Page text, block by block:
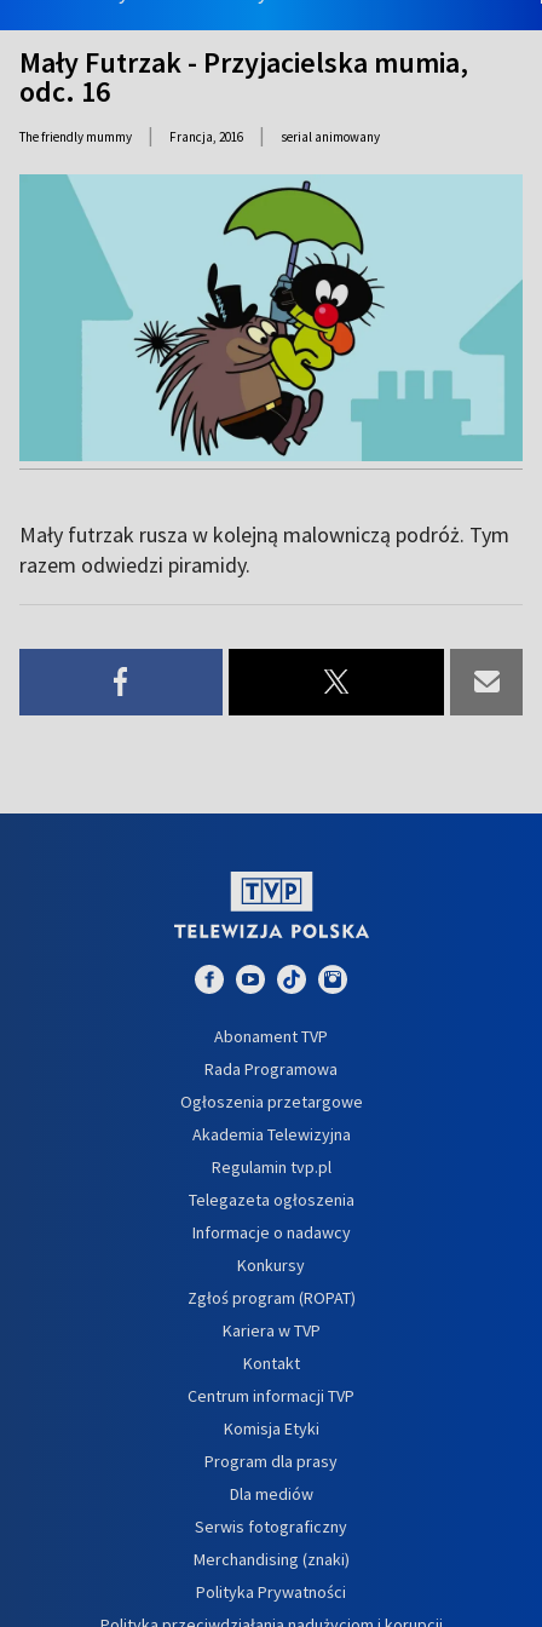
Mały Futrzak - Przyjacielska mumia,
odc. 16
The friendly mummy | Francja, 2016 | serial animowany
Mały futrzak rusza w kolejną malowniczą podróż. Tym
razem odwiedzi piramidy.
Abonament TVP
Rada Programowa
Ogłoszenia przetargowe
Akademia Telewizyjna
Regulamin tvp.pl
Telegazeta ogłoszenia
Informacje o nadawcy
Konkursy
Zgłoś program (ROPAT)
Kariera w TVP
Kontakt
Centrum informacji TVP
Komisja Etyki
Program dla prasy
Dla mediów
Serwis fotograficzny
Merchandising (znaki)
Polityka Prywatności